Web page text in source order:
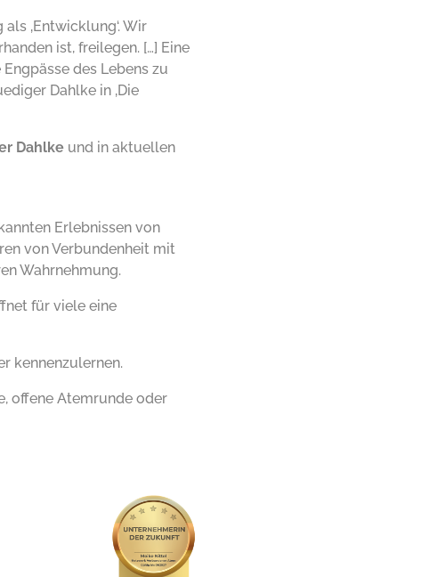
‚Entwicklung‘. Wir
ist, freilegen. […] Eine
des Lebens zu
Dahlke in ‚Die
Dahlke und in aktuellen
Erlebnissen von
von Verbundenheit mit
Wahrnehmung.
für viele eine
kennenzulernen.
offene Atemrunde oder